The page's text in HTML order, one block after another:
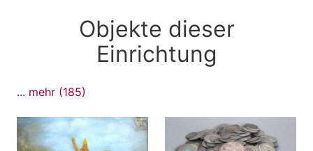
Objekte dieser
Einrichtung
... mehr (185)